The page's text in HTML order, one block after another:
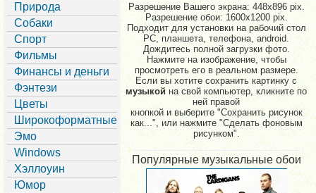
Природа
Собаки
Спорт
Фильмы
Финансы и деньги
Фэнтези
Цветы
Широкоформатные
Эмо
Windows
Хэллоуин
Юмор
Разрешение Вашего экрана: 448x896 pix.
Разрешение обои: 1600x1200 pix.
Подходит для установки на рабочий стол
PC, планшета, телефона, android.
Дождитесь полной загрузки фото.
Нажмите на изображение, чтобы
просмотреть его в реальном размере.
Если вы хотите сохранить картинку с
музыкой на свой компьютер, кликните по
ней правой
кнопкой и выберите "Сохранить рисунок
как...", или нажмите "Сделать фоновым
рисунком".
Популярные музыкальные обои